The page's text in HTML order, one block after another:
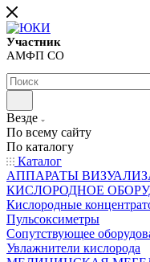
Участник
АМФП СО
Везде
По всему сайту
По каталогу
Каталог
АППАРАТЫ
КИСЛОРОДНОЕ
Кислородные
Пульсоксиметры
Сопутствующее
Увлажнители кислорода